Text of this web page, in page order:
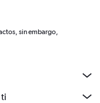
sin embargo,